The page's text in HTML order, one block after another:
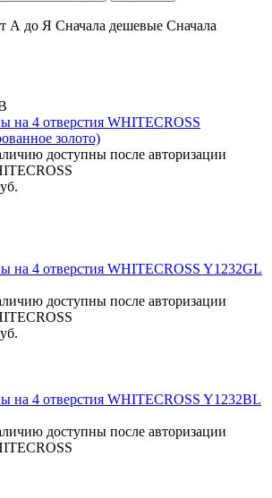
А до Я Сначала дешевые Сначала
на 4 отверстия WHITECROSS
золото)
доступны после авторизации
на 4 отверстия WHITECROSS Y1232GL
доступны после авторизации
на 4 отверстия WHITECROSS Y1232BL
доступны после авторизации